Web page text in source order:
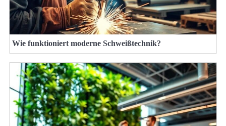
Wie funktioniert moderne Schweißtechnik?